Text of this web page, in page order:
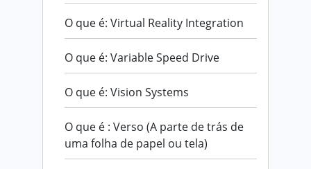
O que é: Virtual Reality Integration
O que é: Variable Speed Drive
O que é: Vision Systems
O que é : Verso (A parte de trás de
uma folha de papel ou tela)